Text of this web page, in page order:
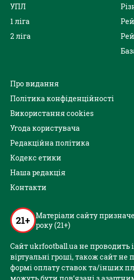
УПЛ
1 ліга
2 ліга
Про видання
Політика конфіденційності
Використання cookies
Угода користувача
Редакційна політика
Кодекс етики
Наша редакція
Контакти
21+ Матеріали сайту
року (21+)
Сайт ukrfootball.ua не проводить
віртуальні гроші, також сайт не
формі оплату ставок та/інших